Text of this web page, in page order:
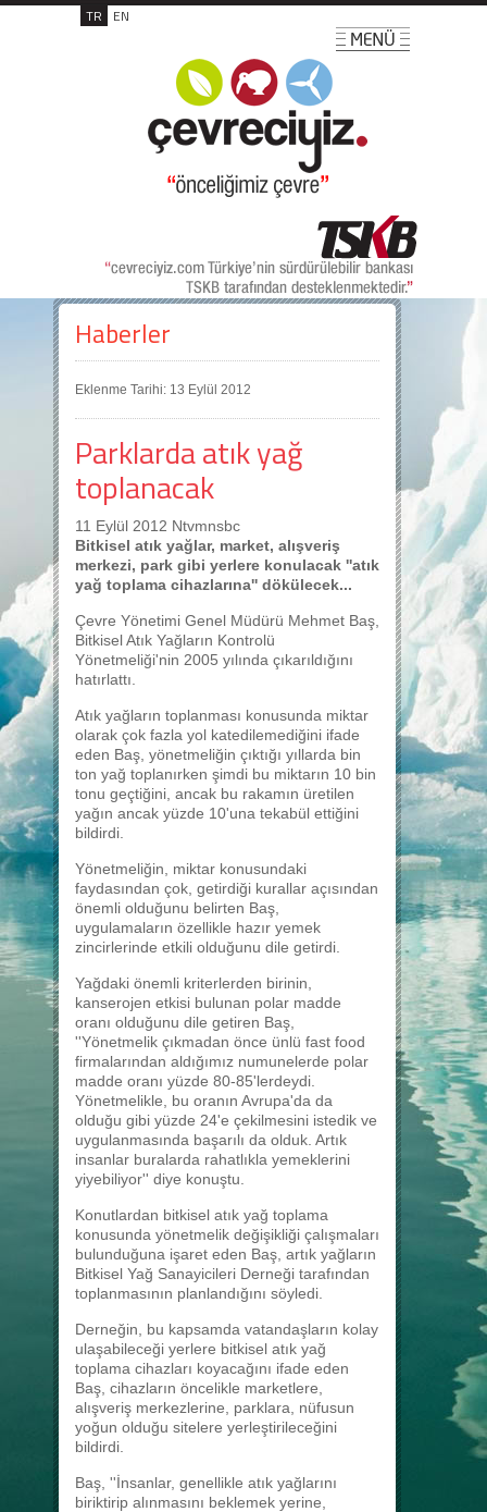
TR EN
Haberler
Eklenme Tarihi: 13 Eylül 2012
Parklarda atık yağ
toplanacak
11 Eylül 2012 Ntvmnsbc
Bitkisel atık yağlar, market, alışveriş
merkezi, park gibi yerlere konulacak ''atık
yağ toplama cihazlarına'' dökülecek...
Çevre Yönetimi Genel Müdürü Mehmet Baş,
Bitkisel Atık Yağların Kontrolü
Yönetmeliği'nin 2005 yılında çıkarıldığını
hatırlattı.
Atık yağların toplanması konusunda miktar
olarak çok fazla yol katedilemediğini ifade
eden Baş, yönetmeliğin çıktığı yıllarda bin
ton yağ toplanırken şimdi bu miktarın 10 bin
tonu geçtiğini, ancak bu rakamın üretilen
yağın ancak yüzde 10'una tekabül ettiğini
bildirdi.
Yönetmeliğin, miktar konusundaki
faydasından çok, getirdiği kurallar açısından
önemli olduğunu belirten Baş,
uygulamaların özellikle hazır yemek
zincirlerinde etkili olduğunu dile getirdi.
Yağdaki önemli kriterlerden birinin,
kanserojen etkisi bulunan polar madde
oranı olduğunu dile getiren Baş,
''Yönetmelik çıkmadan önce ünlü fast food
firmalarından aldığımız numunelerde polar
madde oranı yüzde 80-85'lerdeydi.
Yönetmelikle, bu oranın Avrupa'da da
olduğu gibi yüzde 24'e çekilmesini istedik ve
uygulanmasında başarılı da olduk. Artık
insanlar buralarda rahatlıkla yemeklerini
yiyebiliyor'' diye konuştu.
Konutlardan bitkisel atık yağ toplama
konusunda yönetmelik değişikliği çalışmaları
bulunduğuna işaret eden Baş, artık yağların
Bitkisel Yağ Sanayicileri Derneği tarafından
toplanmasının planlandığını söyledi.
Derneğin, bu kapsamda vatandaşların kolay
ulaşabileceği yerlere bitkisel atık yağ
toplama cihazları koyacağını ifade eden
Baş, cihazların öncelikle marketlere,
alışveriş merkezlerine, parklara, nüfusun
yoğun olduğu sitelere yerleştirileceğini
bildirdi.
Baş, ''İnsanlar, genellikle atık yağlarını
biriktirip alınmasını beklemek yerine,